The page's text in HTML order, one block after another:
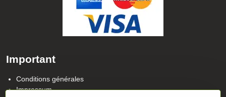
Important
Conditions générales
Impressum